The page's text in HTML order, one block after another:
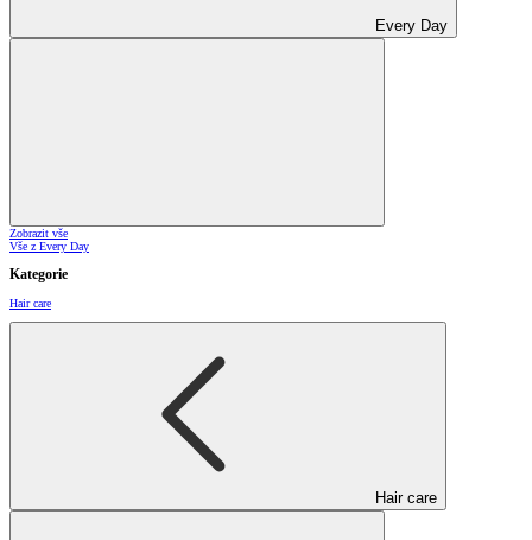
Every Day
Zobrazit vše
Vše z Every Day
Kategorie
Hair care
Hair care